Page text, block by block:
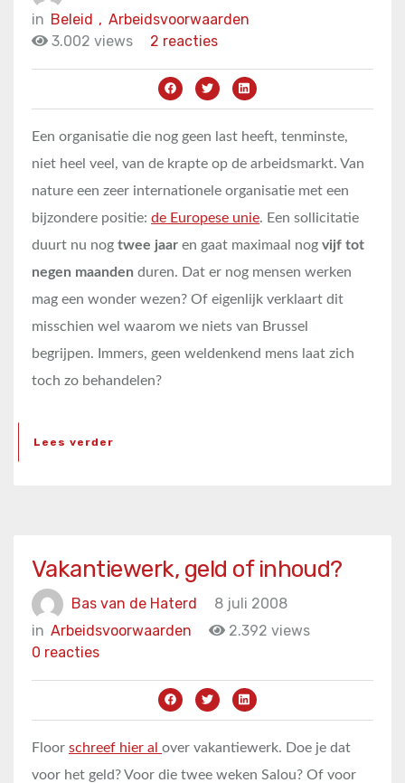
in
Arbeidsvoorwaarden
Beleid ,
3.002 views
2 reacties
Een organisatie die nog geen last heeft, tenminste,
niet heel veel, van de krapte op de arbeidsmarkt. Van
nature een zeer internationele organisatie met een
bijzondere positie: de Europese unie. Een sollicitatie
duurt nu nog twee jaar en gaat maximaal nog vijf tot
negen maanden duren. Dat er nog mensen werken
mag een wonder wezen? Of eigenlijk verklaart dit
misschien wel waarom we niets van Brussel
begrijpen. Immers, geen weldenkend mens laat zich
toch zo behandelen?
Lees verder
Vakantiewerk, geld of inhoud?
Bas van de Haterd
8 juli 2008
in Arbeidsvoorwaarden
2.392 views
0 reacties
Floor schreef hier al over vakantiewerk. Doe je dat
voor het geld? Voor die twee weken Salou? Of voor